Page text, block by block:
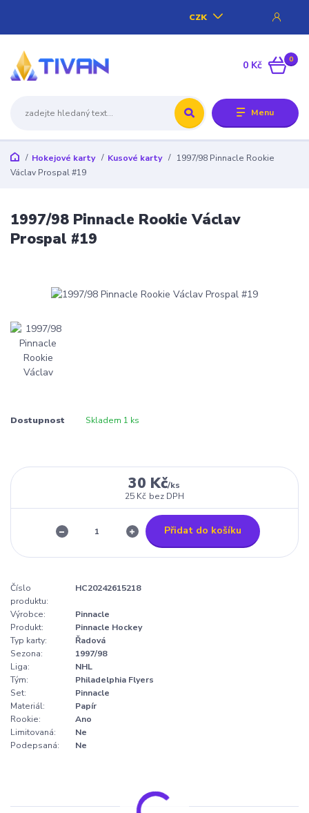
Menu
CZK
0
0 Kč
Hokejové karty Kusové karty
1997/98 Pinnacle Rookie
Václav Prospal #19
1997/98 Pinnacle Rookie Václav
Prospal #19
Dostupnost Skladem 1 ks
30 Kč/ks
25 Kč bez DPH
Přidat do košíku
Číslo
produktu:
HC20242615218
Výrobce:
Pinnacle
Produkt:
Pinnacle Hockey
Typ karty:
Řadová
Sezona:
1997/98
Liga:
NHL
Tým:
Philadelphia Flyers
Set:
Pinnacle
Materiál:
Papír
Rookie:
Ano
Limitovaná:
Ne
Podepsaná:
Ne